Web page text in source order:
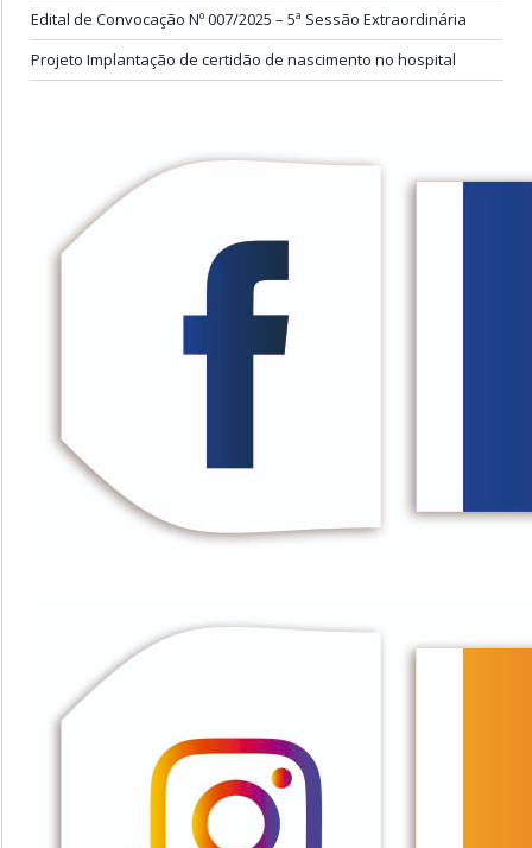
Edital de Convocação Nº 007/2025 – 5ª Sessão Extraordinária
Projeto Implantação de certidão de nascimento no hospital